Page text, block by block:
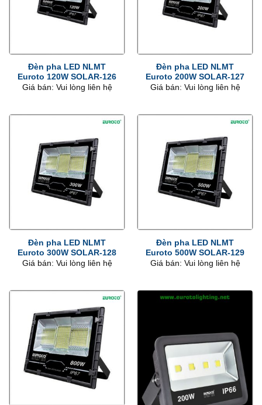
Đèn pha LED NLMT
Euroto 120W SOLAR-126
Giá bán: Vui lòng liên hệ
Đèn pha LED NLMT
Euroto 200W SOLAR-127
Giá bán: Vui lòng liên hệ
Đèn pha LED NLMT
Euroto 300W SOLAR-128
Giá bán: Vui lòng liên hệ
Đèn pha LED NLMT
Euroto 500W SOLAR-129
Giá bán: Vui lòng liên hệ